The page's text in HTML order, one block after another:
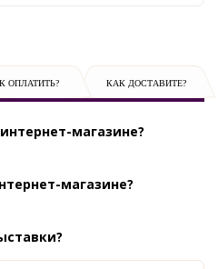
ОПЛАТИТЬ? КАК ДОСТАВИТЕ?
магазине?
магазине?